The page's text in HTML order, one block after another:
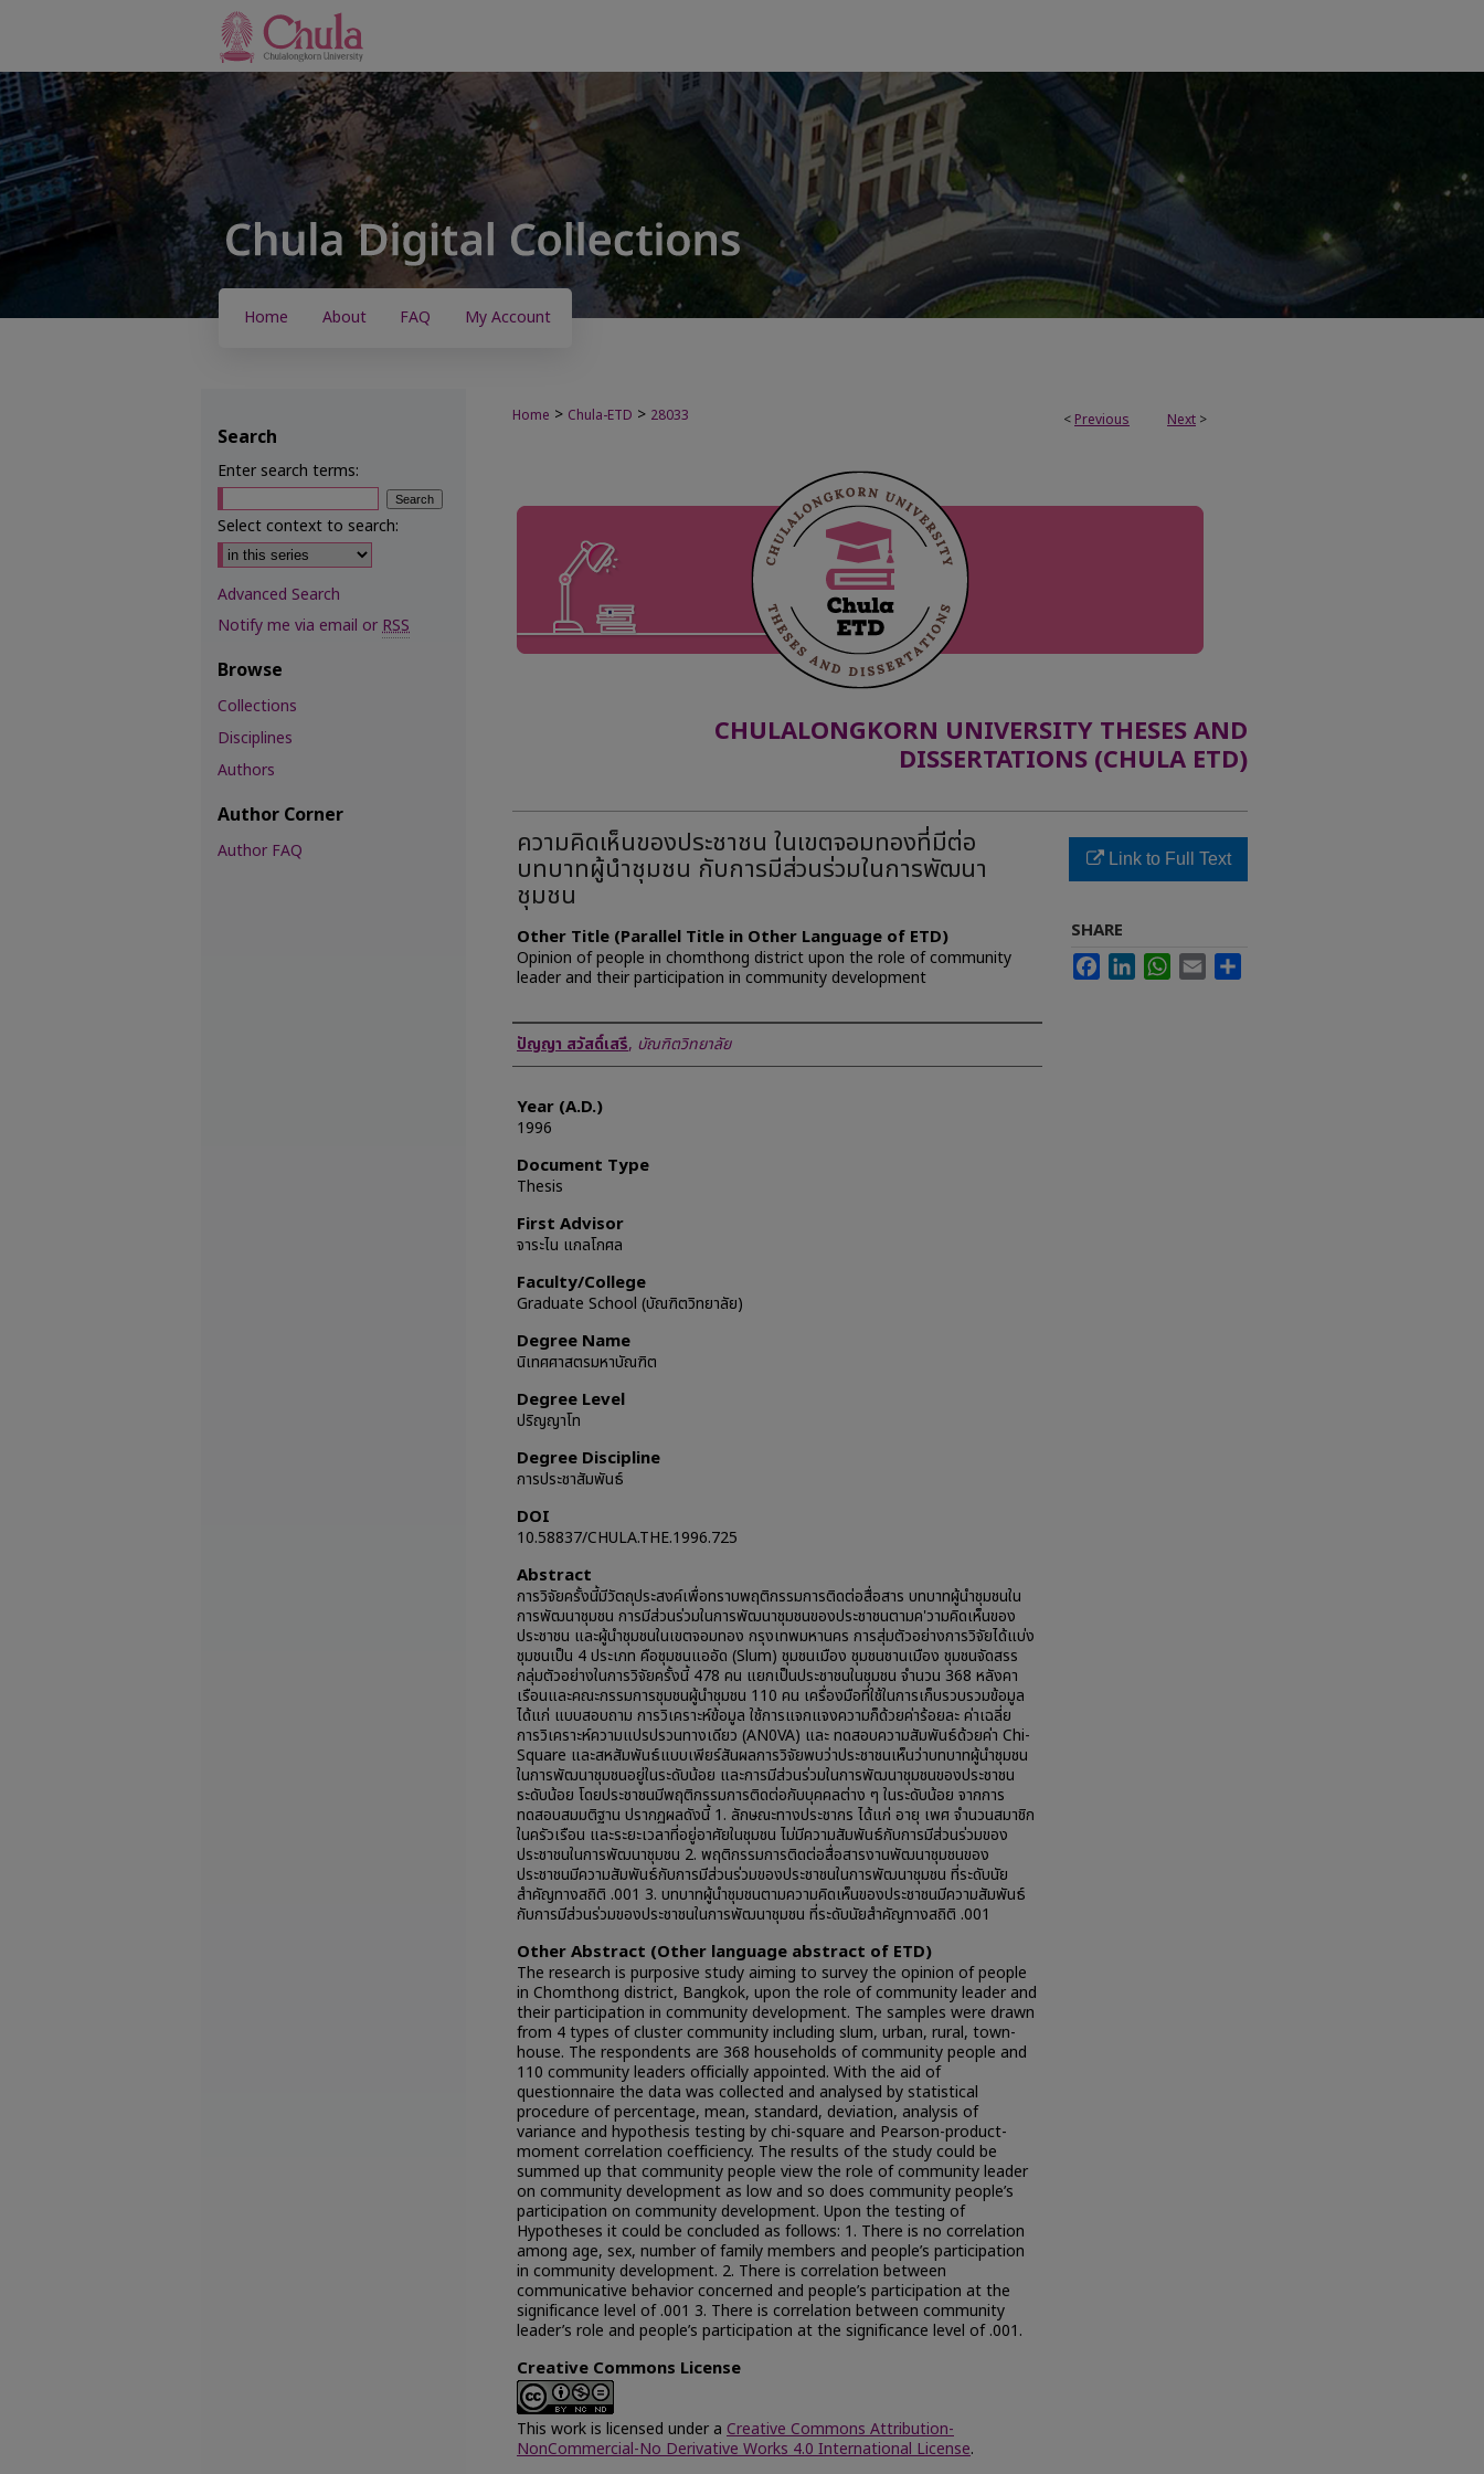
Home About FAQ My Account
< Previous Next >
Home > Chula-ETD > 28033
CHULALONGKORN UNIVERSITY THESES AND
DISSERTATIONS (CHULA ETD)
ความคิดเห็นของประชาชน ในเขตจอมทองที่มีต่อ
บทบาทผู้นำชุมชน กับการมีส่วนร่วมในการพัฒนา
ชุมชน
Other Title (Parallel Title in Other Language of ETD)
Opinion of people in chomthong district upon the role of community
leader and their participation in community development
Author
ปัญญา สวัสดิ์เสรี, บัณฑิตวิทยาลัย
Year (A.D.)
1996
Document Type
Thesis
First Advisor
จาระไน แกลโกศล
Faculty/College
Graduate School (บัณฑิตวิทยาลัย)
Degree Name
นิเทศศาสตรมหาบัณฑิต
Degree Level
ปริญญาโท
Degree Discipline
การประชาสัมพันธ์
DOI
10.58837/CHULA.THE.1996.725
Abstract
การวิจัยครั้งนี้มีวัตถุประสงค์เพื่อทราบพฤติกรรมการติดต่อสื่อสาร บทบาทผู้นำชุมชนใน
การพัฒนาชุมชน การมีส่วนร่วมในการพัฒนาชุมชนของประชาชนตามค'วามคิดเห็นของ
ประชาชน และผู้นำชุมชนในเขตจอมทอง กรุงเทพมหานคร การสุ่มตัวอย่างการวิจัยได้แบ่ง
ชุมชนเป็น 4 ประเภท คือชุมชนแออัด (Slum) ชุมชนเมือง ชุมชนชานเมือง ชุมชนจัดสรร
กลุ่มตัวอย่างในการวิจัยครั้งนี้ 478 คน แยกเป็นประชาชนในชุมชน จำนวน 368 หลังคา
เรือนและคณะกรรมการชุมชนผู้นำชุมชน 110 คน เครื่องมือที่ใช้ในการเก็บรวบรวมข้อมูล
ได้แก่ แบบสอบถาม การวิเคราะห์ข้อมูล ใช้การแจกแจงความก็ด้วยค่าร้อยละ ค่าเฉลี่ย
การวิเคราะห์ความแปรปรวนทางเดียว (AN0VA) และ ทดสอบความสัมพันธ์ด้วยค่า Chi-
Square และสหสัมพันธ์แบบเพียร์สันผลการวิจัยพบว่าประชาชนเห็นว่าบทบาทผู้นำชุมชน
ในการพัฒนาชุมชนอยู่ในระดับน้อย และการมีส่วนร่วมในการพัฒนาชุมชนของประชาชน
ระดับน้อย โดยประชาชนมีพฤติกรรมการติดต่อกับบุคคลต่าง ๆ ในระดับน้อย จากการ
ทดสอบสมมติฐาน ปรากฏผลดังนี้ 1. ลักษณะทางประชากร ได้แก่ อายุ เพศ จำนวนสมาชิก
ในครัวเรือน และระยะเวลาที่อยู่อาศัยในชุมชน ไม่มีความสัมพันธ์กับการมีส่วนร่วมของ
ประชาชนในการพัฒนาชุมชน 2. พฤติกรรมการติดต่อสื่อสารงานพัฒนาชุมชนของ
ประชาชนมีความสัมพันธ์กับการมีส่วนร่วมของประชาชนในการพัฒนาชุมชน ที่ระดับนัย
สำคัญทางสถิติ .001 3. บทบาทผู้นำชุมชนตามความคิดเห็นของประชาชนมีความสัมพันธ์
กับการมีส่วนร่วมของประชาชนในการพัฒนาชุมชน ที่ระดับนัยสำคัญทางสถิติ .001
Other Abstract (Other language abstract of ETD)
The research is purposive study aiming to survey the opinion of people
in Chomthong district, Bangkok, upon the role of community leader and
their participation in community development. The samples were drawn
from 4 types of cluster community including slum, urban, rural, town-
house. The respondents are 368 households of community people and
110 community leaders officially appointed. With the aid of
questionnaire the data was collected and analysed by statistical
procedure of percentage, mean, standard, deviation, analysis of
variance and hypothesis testing by chi-square and Pearson-product-
moment correlation coefficiency. The results of the study could be
summed up that community people view the role of community leader
on community development as low and so does community people’s
participation on community development. Upon the testing of
Hypotheses it could be concluded as follows: 1. There is no correlation
among age, sex, number of family members and people’s participation
in community development. 2. There is correlation between
communicative behavior concerned and people’s participation at the
significance level of .001 3. There is correlation between community
leader’s role and people’s participation at the significance level of .001.
Creative Commons License
This work is licensed under a Creative Commons Attribution-
NonCommercial-No Derivative Works 4.0 International License.
Link to Full Text
SHARE
FacebookLinkedInWhatsApp
Email
Search
Enter search terms:
Select context to search:
Advanced Search
Notify me via email orRSS
Browse
Collections
Disciplines
Authors
Author Corner
Author FAQ